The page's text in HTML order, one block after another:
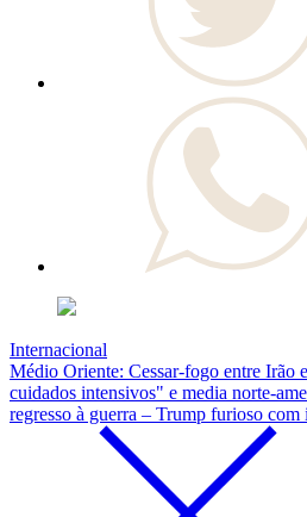
Internacional
Médio Oriente: Cessar-fogo entre Irão
cuidados intensivos" e media norte-
regresso à guerra – Trump furioso com